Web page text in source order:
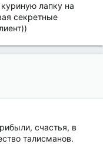
лапку на
секретные
счастья, в
талисманов.